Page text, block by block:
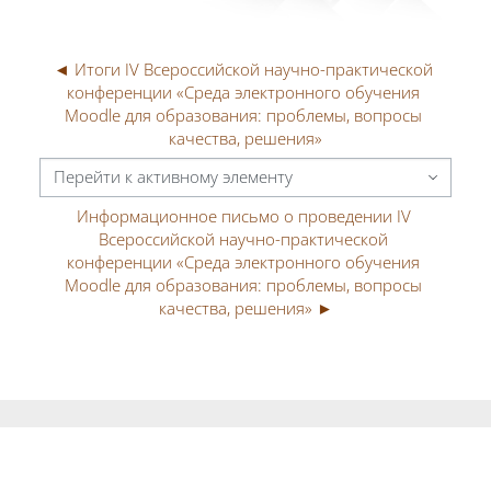
◄ Итоги IV Всероссийской научно-практической
конференции «Среда электронного обучения
Moodle для образования: проблемы, вопросы
качества, решения»
Перейти к активному элементу
Информационное письмо о проведении IV
Всероссийской научно-практической
конференции «Среда электронного обучения
Moodle для образования: проблемы, вопросы
качества, решения» ►